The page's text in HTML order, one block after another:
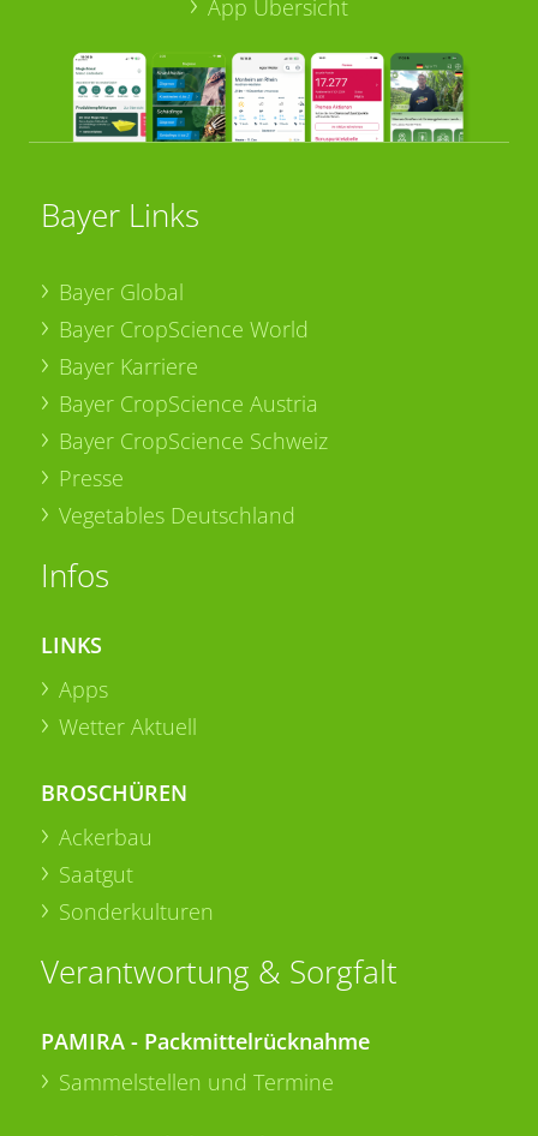
App Übersicht
Bayer Links
Bayer Global
Bayer CropScience World
Bayer Karriere
Bayer CropScience Austria
Bayer CropScience Schweiz
Presse
Vegetables Deutschland
Infos
LINKS
Apps
Wetter Aktuell
BROSCHÜREN
Ackerbau
Saatgut
Sonderkulturen
Verantwortung & Sorgfalt
PAMIRA - Packmittelrücknahme
Sammelstellen und Termine